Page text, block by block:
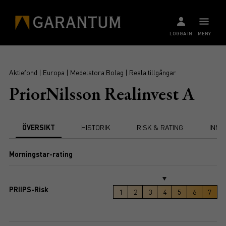
MENY
LOGGA IN
Aktiefond | Europa | Medelstora Bolag | Reala tillgångar
PriorNilsson Realinvest A
ÖVERSIKT HISTORIK RISK & RATING
Morningstar-rating
PRIIPS-Risk 1 2 3 4 5 6 7